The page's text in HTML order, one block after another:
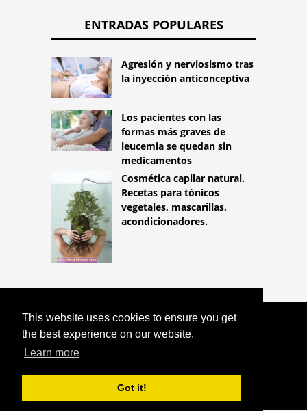
This website uses cookies to ensure you get
the best experience on our website.
Learn more
Got it!
ENTRADAS POPULARES
Agresión y nerviosismo tras
la inyección anticonceptiva
Los pacientes con las
formas más graves de
leucemia se quedan sin
medicamentos
Cosmética capilar natural.
Recetas para tónicos
vegetales, mascarillas,
acondicionadores.
COPYRIGHT 2026
HTTPS://LIFESTYLEMED.NET
REHABILITACIÓN DE LA DISTROFIA
MUSCULAR